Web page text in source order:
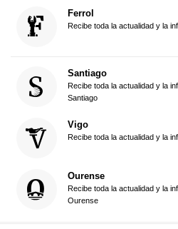
Ferrol
Recibe toda la actualidad y la
Santiago
Recibe toda la actualidad y la
Santiago
Vigo
Recibe toda la actualidad y la
Ourense
Recibe toda la actualidad y la
Ourense